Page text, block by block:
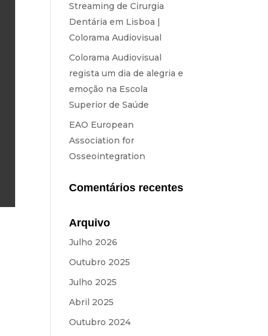
Streaming de Cirurgia
Dentária em Lisboa |
Colorama Audiovisual
Colorama Audiovisual
regista um dia de alegria e
emoção na Escola
Superior de Saúde
EAO European
Association for
Osseointegration
Comentários recentes
Arquivo
Julho 2026
Outubro 2025
Julho 2025
Abril 2025
Outubro 2024